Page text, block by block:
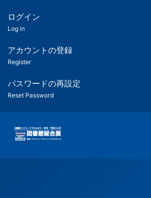
ツ
匿
名
ユ
ー
ー
用
メ
ログイン
Log in
アカウントの登録
Register
パスワードの再設定
Reset Password